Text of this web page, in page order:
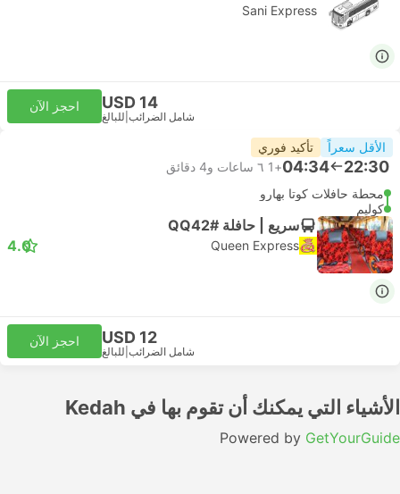
Sani Express
USD 14
شامل الضرائب للبالغ
احجز الآن
الأقل سعراً تأكيد فوري
22:30
04:34
+1
٦ ساعات و‫4 دقائق
محطة حافلات كوتا بهارو
كوليم
سريع | حافلة #QQ42
Queen Express
4.0
USD 12
شامل الضرائب للبالغ
احجز الآن
الأشياء التي يمكنك أن تقوم بها في Kedah
Powered by GetYourGuide